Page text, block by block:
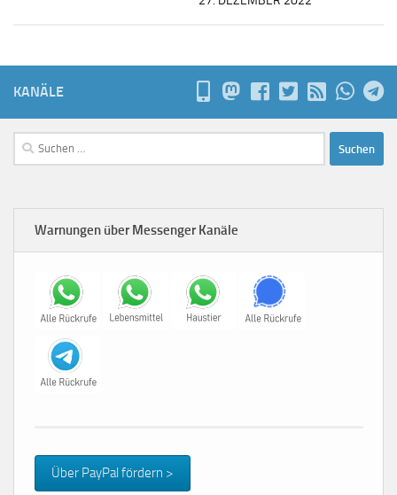
KANÄLE
Suchen
nach:
Warnungen über Messenger Kanäle
Über PayPal fördern >